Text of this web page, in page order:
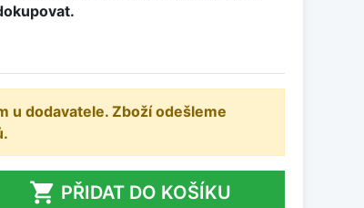
u dodavatele. Zboží odešleme
 PŘIDAT DO KOŠÍKU